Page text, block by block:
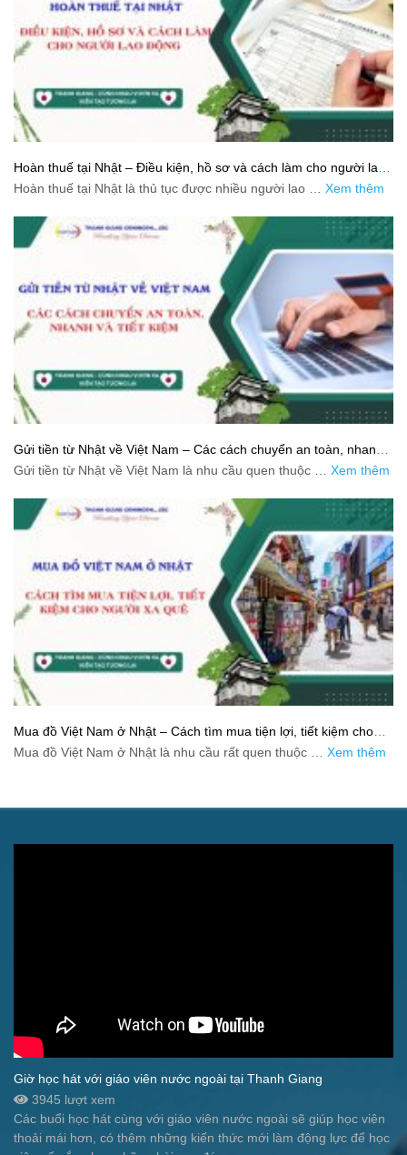
Hoàn thuế tại Nhật – Điều kiện, hồ sơ và cách làm cho người lao
động
Hoàn thuế tại Nhật là thủ tục được nhiều người lao … Xem thêm
Gửi tiền từ Nhật về Việt Nam – Các cách chuyển an toàn, nhanh
và tiết kiệm
Gửi tiền từ Nhật về Việt Nam là nhu cầu quen thuộc … Xem thêm
Mua đồ Việt Nam ở Nhật – Cách tìm mua tiện lợi, tiết kiệm cho
người xa quê
Mua đồ Việt Nam ở Nhật là nhu cầu rất quen thuộc … Xem thêm
Giờ học hát với giáo viên nước ngoài tại Thanh Giang
3945 lượt xem
Các buổi học hát cùng với giáo viên nước ngoài sẽ giúp học viên
thoải mái hơn, có thêm những kiến thức mới làm động lực để học